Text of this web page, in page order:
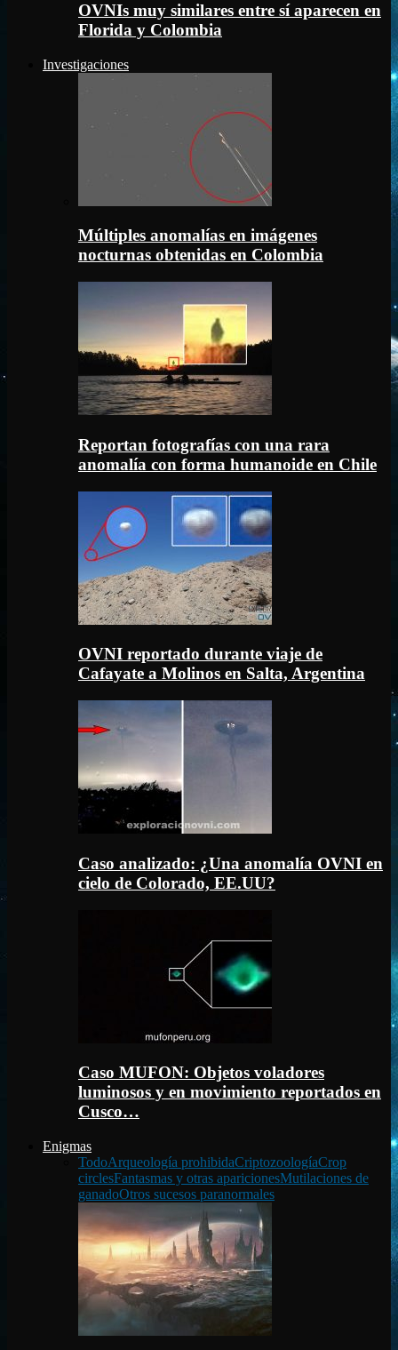
OVNIs muy similares entre sí aparecen en
Florida y Colombia
Investigaciones
Múltiples anomalías en imágenes
nocturnas obtenidas en Colombia
Reportan fotografías con una rara
anomalía con forma humanoide en Chile
OVNI reportado durante viaje de
Cafayate a Molinos en Salta, Argentina
Caso analizado: ¿Una anomalía OVNI en
cielo de Colorado, EE.UU?
Caso MUFON: Objetos voladores
luminosos y en movimiento reportados en
Cusco…
Enigmas
TodoArqueología prohibidaCriptozoologíaCrop
circlesFantasmas y otras aparicionesMutilaciones de
ganadoOtros sucesos paranormales